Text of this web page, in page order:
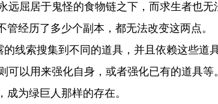
屈居于鬼怪的食物链之下，而求生者也
经历了多少个副本，都无法改变这两点。
线索搜集到不同的道具，并且依赖这些道
以用来强化自身，或者强化已有的道具
为绿巨人那样的存在。